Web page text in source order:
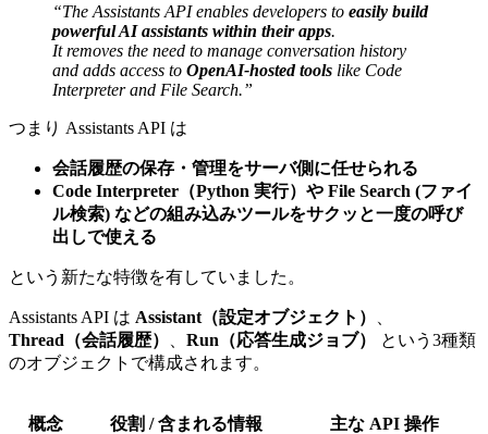
“The Assistants API enables developers to easily build
powerful AI assistants within their apps.
It removes the need to manage conversation history
and adds access to OpenAI-hosted tools like Code
Interpreter and File Search.”
つまり Assistants API は
会話履歴の保存・管理をサーバ側に任せられる
Code Interpreter（Python 実行）や File Search (ファイ
ル検索) などの組み込みツールをサクッと一度の呼び
出しで使える
という新たな特徴を有していました。
Assistants API は Assistant（設定オブジェクト）
Thread（会話履歴）
Run（応答生成ジョブ）
という3種類
のオブジェクトで構成されます。
概念 役割 / 含まれる情報 主な API 操作